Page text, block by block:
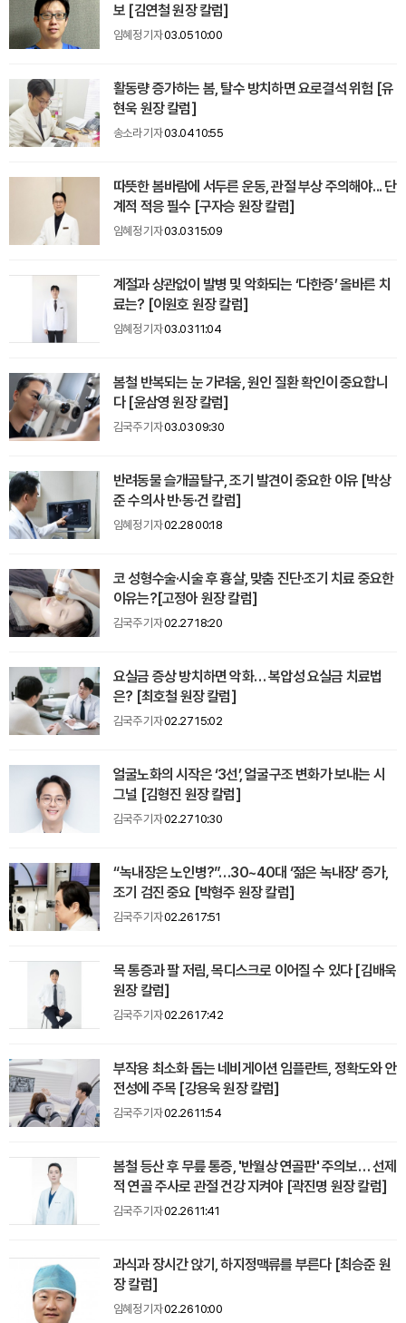
보 [김연철 원장 칼럼]
임혜정 기자03.05 10:00
활동량 증가하는 봄, 탈수 방치하면 요로결석 위험 [유
현욱 원장 칼럼]
송소라 기자03.04 10:55
따뜻한 봄바람에 서두른 운동, 관절 부상 주의해야... 단
계적 적응 필수 [구자승 원장 칼럼]
임혜정 기자03.03 15:09
계절과 상관없이 발병 및 악화되는 ‘다한증’ 올바른 치
료는? [이원호 원장 칼럼]
임혜정 기자03.03 11:04
봄철 반복되는 눈 가려움, 원인 질환 확인이 중요합니
다 [윤삼영 원장 칼럼]
김국주 기자03.03 09:30
반려동물 슬개골탈구, 조기 발견이 중요한 이유 [박상
준 수의사 반·동·건 칼럼]
임혜정 기자02.28 00:18
코 성형수술·시술 후 흉살, 맞춤 진단·조기 치료 중요한
이유는?[고정아 원장 칼럼]
김국주 기자02.27 18:20
요실금 증상 방치하면 악화… 복압성 요실금 치료법
은? [최호철 원장 칼럼]
김국주 기자02.27 15:02
얼굴노화의 시작은 ‘3선’, 얼굴구조 변화가 보내는 시
그널 [김형진 원장 칼럼]
김국주 기자02.27 10:30
“녹내장은 노인병?”…30~40대 ‘젊은 녹내장’ 증가,
조기 검진 중요 [박형주 원장 칼럼]
김국주 기자02.26 17:51
목 통증과 팔 저림, 목디스크로 이어질 수 있다 [김배욱
원장 칼럼]
김국주 기자02.26 17:42
부작용 최소화 돕는 네비게이션 임플란트, 정확도와 안
전성에 주목 [강용욱 원장 칼럼]
김국주 기자02.26 11:54
봄철 등산 후 무릎 통증, '반월상 연골판' 주의보… 선제
적 연골 주사로 관절 건강 지켜야 [곽진명 원장 칼럼]
김국주 기자02.26 11:41
과식과 장시간 앉기, 하지정맥류를 부른다 [최승준 원
장 칼럼]
임혜정 기자02.26 10:00